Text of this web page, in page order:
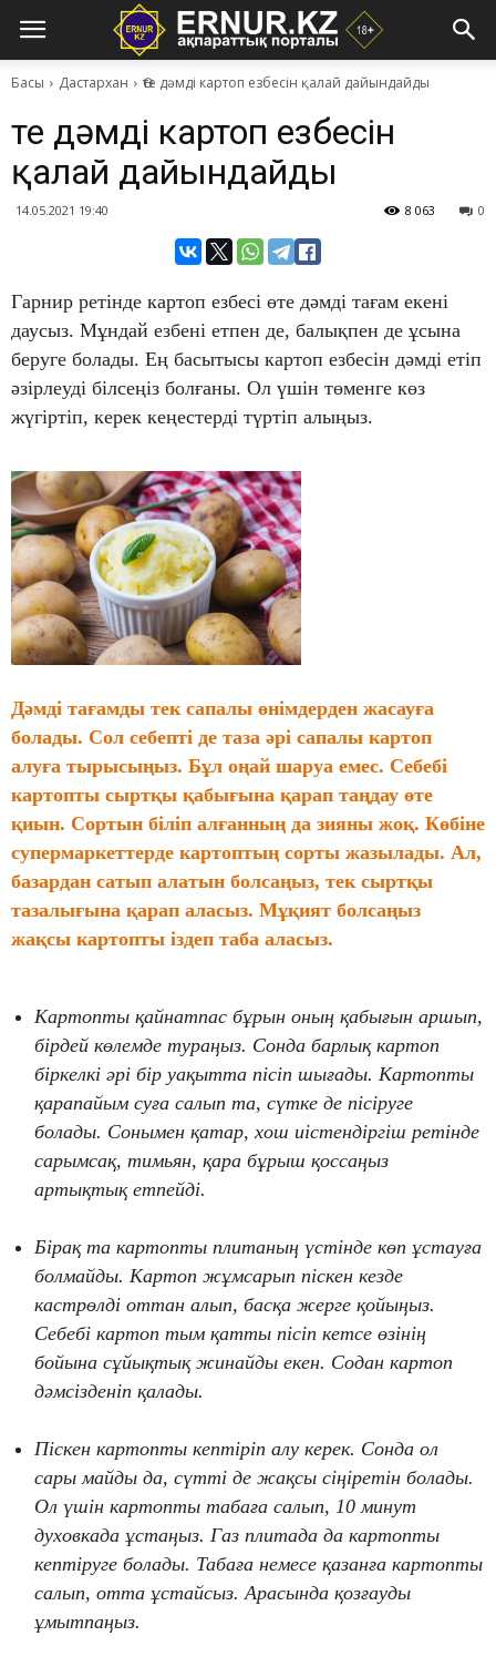
Басы Дастархан Өте дәмді картоп езбесін қалай дайындайды
Өте дәмді картоп езбесін
қалай дайындайды
14.05.2021 19:40 0
8 063
​Гарнир ретінде картоп езбесі өте дәмді тағам екені
даусыз. Мұндай езбені етпен де, балықпен де ұсына
беруге болады. Ең басытысы картоп езбесін дәмді етіп
әзірлеуді білсеңіз болғаны. Ол үшін төменге көз
жүгіртіп, керек кеңестерді түртіп алыңыз.
Дәмді тағамды тек сапалы өнімдерден жасауға
болады. Сол себепті де таза әрі сапалы картоп
алуға тырысыңыз. Бұл оңай шаруа емес. Себебі
картопты сыртқы қабығына қарап таңдау өте
қиын. Сортын біліп алғанның да зияны жоқ. Көбіне
супермаркеттерде картоптың сорты жазылады. Ал,
базардан сатып алатын болсаңыз, тек сыртқы
тазалығына қарап аласыз. Мұқият болсаңыз
жақсы картопты іздеп таба аласыз.
Картопты қайнатпас бұрын оның қабығын аршып,
бірдей көлемде тураңыз. Сонда барлық картоп
біркелкі әрі бір уақытта пісіп шығады. Картопты
қарапайым суға салып та, сүтке де пісіруге
болады. Сонымен қатар, хош иістендіргіш ретінде
сарымсақ, тимьян, қара бұрыш қоссаңыз
артықтық етпейді.
Бірақ та картопты плитаның үстінде көп ұстауға
болмайды. Картоп жұмсарып піскен кезде
кастрөлді оттан алып, басқа жерге қойыңыз.
Себебі картоп тым қатты пісіп кетсе өзінің
бойына сұйықтық жинайды екен. Содан картоп
дәмсізденіп қалады.
Піскен картопты кептіріп алу керек. Сонда ол
сары майды да, сүтті де жақсы сіңіретін болады.
Ол үшін картопты табаға салып, 10 минут
духовкада ұстаңыз. Газ плитада да картопты
кептіруге болады. Табаға немесе қазанға картопты
салып, отта ұстайсыз. Арасында қозғауды
ұмытпаңыз.